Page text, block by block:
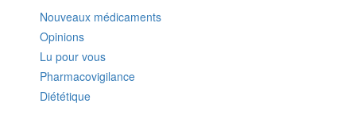
Nouveaux médicaments
Opinions
Lu pour vous
Pharmacovigilance
Diététique